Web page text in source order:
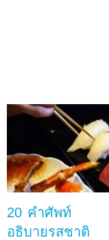
20 คำศัพท์
อธิบายรสชาติ